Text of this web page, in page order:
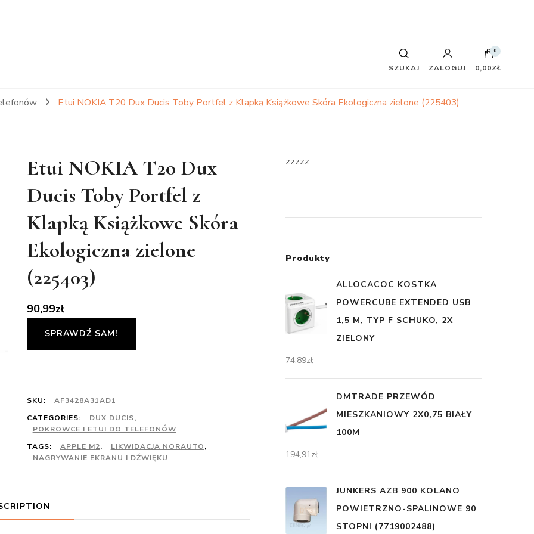
SZUKAJ ZALOGUJ
0
0,00ZŁ
Etui NOKIA T20 Dux Ducis Toby Portfel z Klapką Książkowe Skóra Ekologiczna zielone (225403)
Etui NOKIA T20 Dux
Ducis Toby Portfel z
Klapką Książkowe Skóra
Ekologiczna zielone
(225403)
90,99zł
SPRAWDŹ SAM!
SKU:
AF3428A31AD1
CATEGORIES:
DUX DUCIS,
POKROWCE I ETUI DO TELEFONÓW
TAGS:
APPLE M2, LIKWIDACJA NORAUTO,
NAGRYWANIE EKRANU I DŹWIĘKU
zzzzz
Produkty
ALLOCACOC KOSTKA
POWERCUBE EXTENDED USB
1,5 M, TYP F SCHUKO, 2X
ZIELONY
74,89zł
DMTRADE PRZEWÓD
MIESZKANIOWY 2X0,75 BIAŁY
100M
194,91zł
JUNKERS AZB 900 KOLANO
POWIETRZNO-SPALINOWE 90
STOPNI (7719002488)